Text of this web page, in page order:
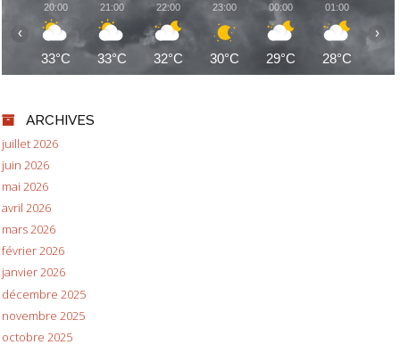
20:00
33°C
21:00
33°C
22:00
32°C
23:00
30°C
00:00
29°C
01:00
28°C
‹ ›
ARCHIVES
juillet 2026
juin 2026
mai 2026
avril 2026
mars 2026
février 2026
janvier 2026
décembre 2025
novembre 2025
octobre 2025